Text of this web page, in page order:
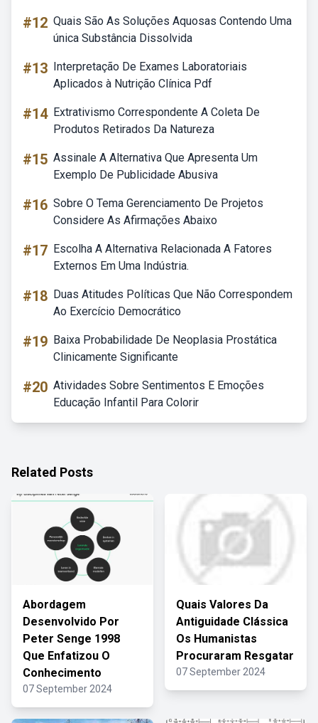
#12 Quais São As Soluções Aquosas Contendo Uma
única Substância Dissolvida
#13 Interpretação De Exames Laboratoriais
Aplicados à Nutrição Clínica Pdf
#14 Extrativismo Correspondente A Coleta De
Produtos Retirados Da Natureza
#15 Assinale A Alternativa Que Apresenta Um
Exemplo De Publicidade Abusiva
#16 Sobre O Tema Gerenciamento De Projetos
Considere As Afirmações Abaixo
#17 Escolha A Alternativa Relacionada A Fatores
Externos Em Uma Indústria.
#18 Duas Atitudes Políticas Que Não Correspondem
Ao Exercício Democrático
#19 Baixa Probabilidade De Neoplasia Prostática
Clinicamente Significante
#20 Atividades Sobre Sentimentos E Emoções
Educação Infantil Para Colorir
Related Posts
Abordagem
Desenvolvido Por
Peter Senge 1998
Que Enfatizou O
Conhecimento
07 September 2024
Quais Valores Da
Antiguidade Clássica
Os Humanistas
Procuraram Resgatar
07 September 2024